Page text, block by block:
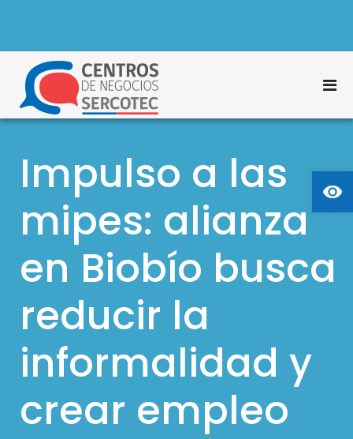
l
a
Sercotec
M
r
c
Impulso a las
mipes: alianza
en Biobío busca
reducir la
informalidad y
crear empleo